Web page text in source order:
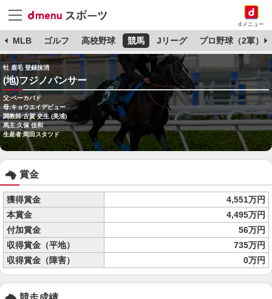
dメニュー
MLB ゴルフ 高校野球 競馬 Jリーグ プロ野球（2軍）
牡 鹿毛 登録抹消
(地)フジノパンサー
父:ベーカバド
母:キョウエイデビュー
調教師:古賀 史生 (美浦)
馬主:久保 佳和
生産者:岡田スタツド
賞金
獲得賞金
4,551万円
本賞金
4,495万円
付加賞金
56万円
収得賞金（平地）
735万円
収得賞金（障害）
0万円